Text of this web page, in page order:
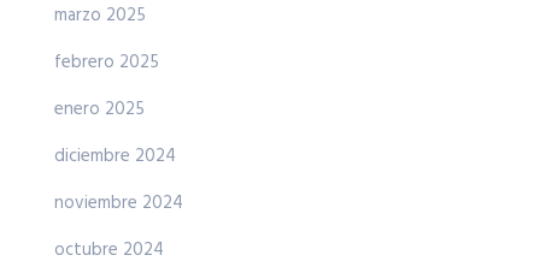
marzo 2025
febrero 2025
enero 2025
diciembre 2024
noviembre 2024
octubre 2024